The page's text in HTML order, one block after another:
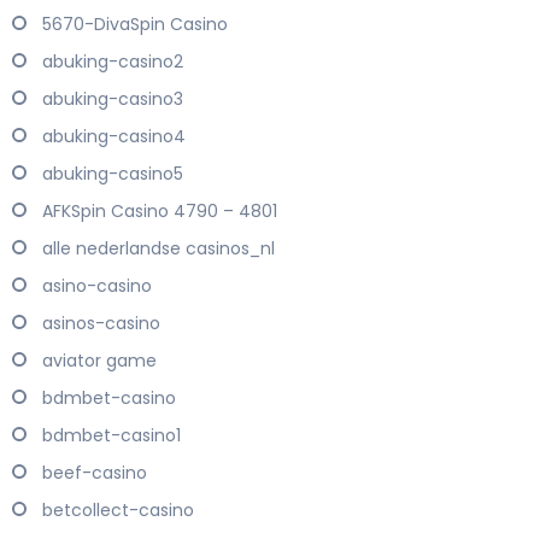
5670-DivaSpin Casino
abuking-casino2
abuking-casino3
abuking-casino4
abuking-casino5
AFKSpin Casino 4790 – 4801
alle nederlandse casinos_nl
asino-casino
asinos-casino
aviator game
bdmbet-casino
bdmbet-casino1
beef-casino
betcollect-casino